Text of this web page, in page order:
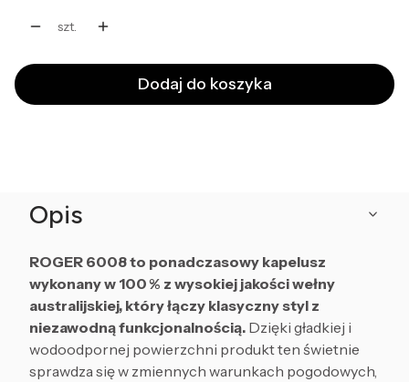
szt.
Dodaj do koszyka
Opis
ROGER 6008 to ponadczasowy kapelusz
wykonany w 100 % z wysokiej jakości wełny
australijskiej, który łączy klasyczny styl z
niezawodną funkcjonalnością. Dzięki gładkiej i
wodoodpornej powierzchni produkt ten świetnie
sprawdza się w zmiennych warunkach pogodowych,